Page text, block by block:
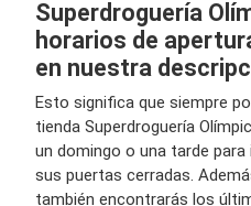
Superdroguería
horarios de
en nuestra
Esto significa que siempre
tienda Superdroguería
un domingo o una tarde
sus puertas cerradas.
también encontrarás los